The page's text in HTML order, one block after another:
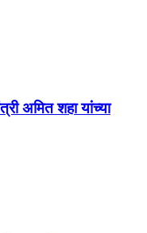
अमित शहा यांच्या